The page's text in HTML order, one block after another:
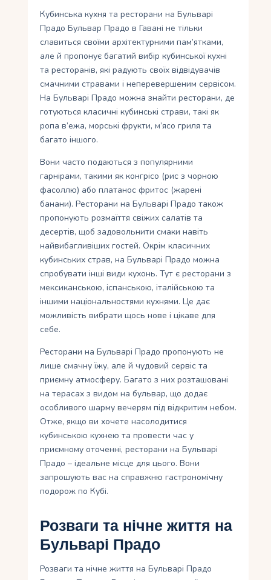
Кубинська кухня та ресторани на Бульварі
Прадо Бульвар Прадо в Гавані не тільки
славиться своїми архітектурними пам’ятками,
але й пропонує багатий вибір кубинської кухні
та ресторанів, які радують своїх відвідувачів
смачними стравами і неперевершеним сервісом.
На Бульварі Прадо можна знайти ресторани, де
готуються класичні кубинські страви, такі як
ропа в’ежа, морські фрукти, м’ясо гриля та
багато іншого.
Вони часто подаються з популярними
гарнірами, такими як конгрісо (рис з чорною
фасоллю) або платанос фритос (жарені
банани). Ресторани на Бульварі Прадо також
пропонують розмаїття свіжих салатів та
десертів, щоб задовольнити смаки навіть
найвибагливіших гостей. Окрім класичних
кубинських страв, на Бульварі Прадо можна
спробувати інші види кухонь. Тут є ресторани з
мексиканською, іспанською, італійською та
іншими національностями кухнями. Це дає
можливість вибрати щось нове і цікаве для
себе.
Ресторани на Бульварі Прадо пропонують не
лише смачну їжу, але й чудовий сервіс та
приємну атмосферу. Багато з них розташовані
на терасах з видом на бульвар, що додає
особливого шарму вечерям під відкритим небом.
Отже, якщо ви хочете насолодитися
кубинською кухнею та провести час у
приємному оточенні, ресторани на Бульварі
Прадо – ідеальне місце для цього. Вони
запрошують вас на справжню гастрономічну
подорож по Кубі.
Розваги та нічне життя на
Бульварі Прадо
Розваги та нічне життя на Бульварі Прадо